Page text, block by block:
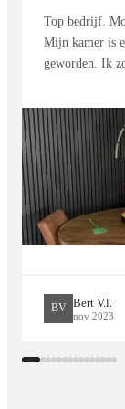
Fris met wit
Stoer bij
Stijlvol met
Waarom
Gegarandeerde
Beste prijs
30 dagen
Snelle levering
Styling &
Top bedrijf.
Mijn kamer is
geworden. Ik
BV Bert V.l.
nov 2023